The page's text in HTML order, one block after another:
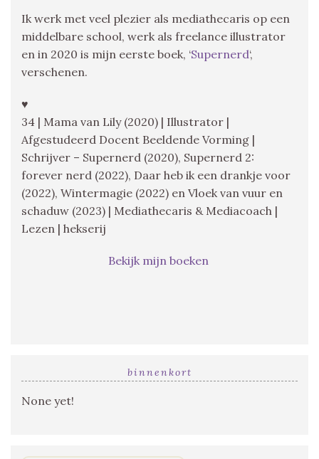
Ik werk met veel plezier als mediathecaris op een
middelbare school, werk als freelance illustrator
en in 2020 is mijn eerste boek, ‘Supernerd‘,
verschenen.
♥
34 | Mama van Lily (2020) | Illustrator |
Afgestudeerd Docent Beeldende Vorming |
Schrijver – Supernerd (2020), Supernerd 2:
forever nerd (2022), Daar heb ik een drankje voor
(2022), Wintermagie (2022) en Vloek van vuur en
schaduw (2023) | Mediathecaris & Mediacoach |
Lezen | hekserij
Bekijk mijn boeken
binnenkort
None yet!